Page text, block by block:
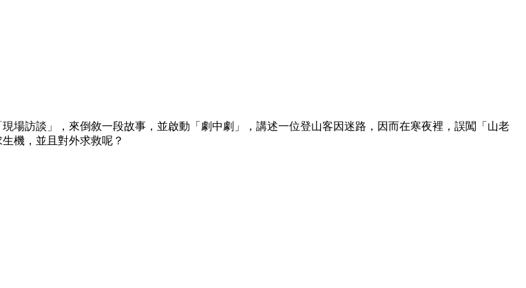
場訪談」，來倒敘一段故事，並啟動「劇中劇」，講述一位登山客因迷路，因而在寒夜裡，誤闖「山老
機，並且對外求救呢？